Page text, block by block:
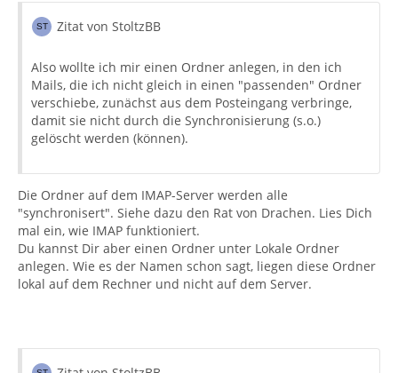
Zitat von StoltzBB
Also wollte ich mir einen Ordner anlegen, in den ich
Mails, die ich nicht gleich in einen "passenden" Ordner
verschiebe, zunächst aus dem Posteingang verbringe,
damit sie nicht durch die Synchronisierung (s.o.)
gelöscht werden (können).
Die Ordner auf dem IMAP-Server werden alle
"synchronisert". Siehe dazu den Rat von Drachen. Lies Dich
mal ein, wie IMAP funktioniert.
Du kannst Dir aber einen Ordner unter Lokale Ordner
anlegen. Wie es der Namen schon sagt, liegen diese Ordner
lokal auf dem Rechner und nicht auf dem Server.